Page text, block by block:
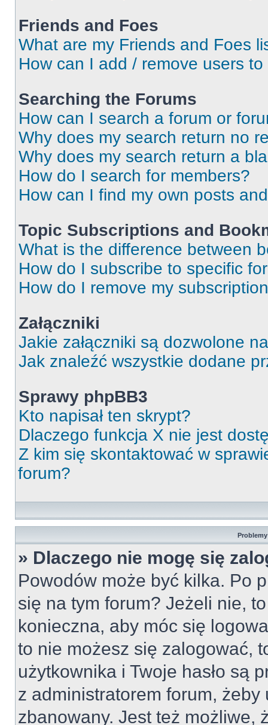
Friends and Foes
What are my Friends and Foes
How can I add / remove users
Searching the Forums
How can I search a forum or
Why does my search return no
Why does my search return a
How do I search for members?
How can I find my own posts
Topic Subscriptions and
What is the difference between
How do I subscribe to specific
How do I remove my
Załączniki
Jakie załączniki są dozwolone
Jak znaleźć wszystkie dodane
Sprawy phpBB3
Kto napisał ten skrypt?
Dlaczego funkcja X nie jest
Z kim się skontaktować w
forum?
» Dlaczego nie mogę się
Powodów może być kilka. Po
się na tym forum? Jeżeli nie,
konieczna, aby móc się
to nie możesz się zalogować,
użytkownika i Twoje hasło są
z administratorem forum, żeby
zbanowany. Jest też możliwe,